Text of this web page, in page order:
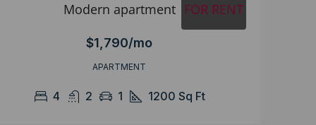
FOR RENT
Modern apartment
$1,790/mo
APARTMENT
4 2 1 1200 Sq Ft